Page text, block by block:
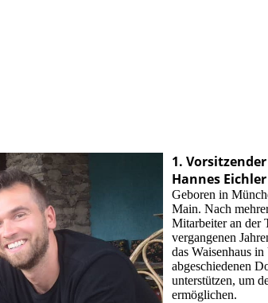
1. Vorsitzender
Hannes Eichler
Geboren in
Main. Nach
Mitarbeiter an der
vergangenen
das Waisenhaus
abgeschiedenen
unterstützen, um
ermöglichen.